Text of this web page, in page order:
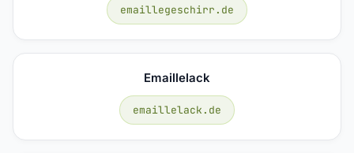
emaillegeschirr.de
Emaillelack
emaillelack.de